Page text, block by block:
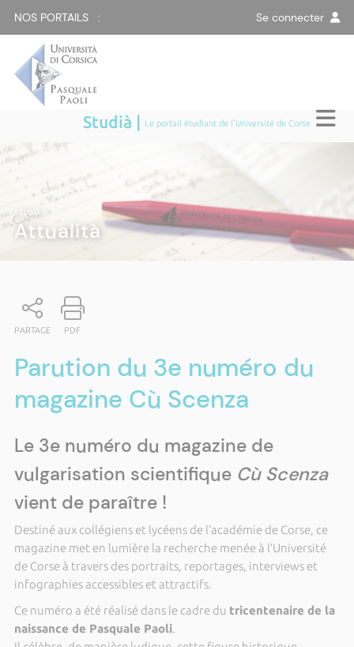
NOS PORTAILS : Se connecter
Studià | Le portail étudiant de l'Université de Corse
STUDIÀ
Attualità
PARTAGE PDF
Parution du 3e numéro du
magazine Cù Scenza
Le 3e numéro du magazine de
vulgarisation scientifique Cù Scenza
vient de paraître !
Destiné aux collégiens et lycéens de l’académie de Corse, ce
magazine met en lumière la recherche menée à l’Université
de Corse à travers des portraits, reportages, interviews et
infographies accessibles et attractifs.
Ce numéro a été réalisé dans le cadre du tricentenaire de la
naissance de Pasquale Paoli.